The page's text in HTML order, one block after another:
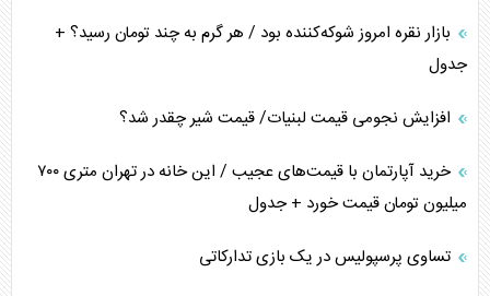
بازار نقره امروز شوکه‌کننده بود / هر گرم به چند تومان رسید؟ +
جدول
افزایش نجومی قیمت لبنیات/ قیمت شیر چقدر شد؟
خرید آپارتمان با قیمت‌های عجیب / این خانه در تهران متری ۷۰۰
میلیون تومان قیمت خورد + جدول
تساوی پرسپولیس در یک بازی تدارکاتی